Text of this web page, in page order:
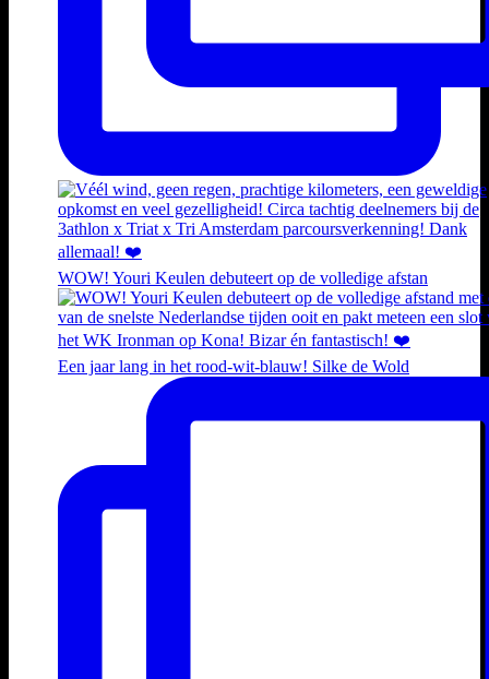
WOW! Youri Keulen debuteert op de volledige afstan
Een jaar lang in het rood-wit-blauw! Silke de Wold